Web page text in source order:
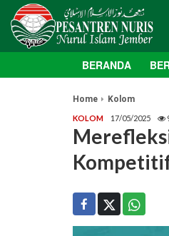
BERANDA
Home Kolom
KOLOM 17/05/2025